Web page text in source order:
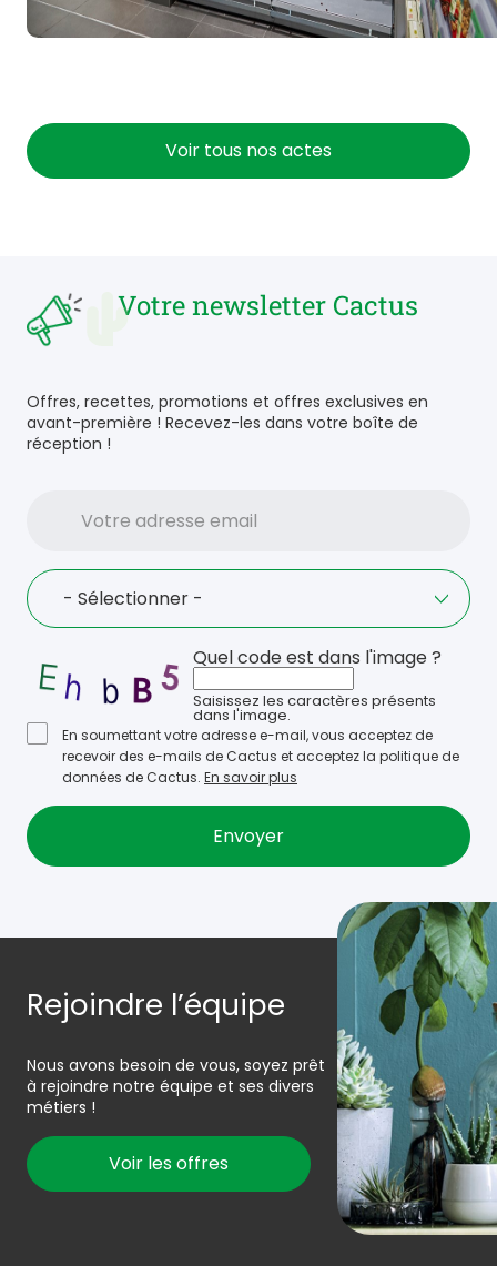
Voir tous nos actes
Votre newsletter Cactus
Offres, recettes, promotions et offres exclusives en
avant-première ! Recevez-les dans votre boîte de
réception !
adresse
Language
- Sélectionner -
Quel code est dans l'image ?
Saisissez les caractères présents
dans l'image.
En soumettant votre adresse e-mail, vous acceptez de
recevoir des e-mails de Cactus et acceptez la politique de
données de Cactus. En savoir plus
Rejoindre l’équipe
Nous avons besoin de vous, soyez prêt
à rejoindre notre équipe et ses divers
métiers !
Voir les offres